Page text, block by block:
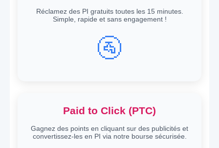
Réclamez des PI gratuits toutes les 15 minutes.
Simple, rapide et sans engagement !
🚰
Paid to Click (PTC)
Gagnez des points en cliquant sur des publicités et
convertissez-les en PI via notre bourse sécurisée.